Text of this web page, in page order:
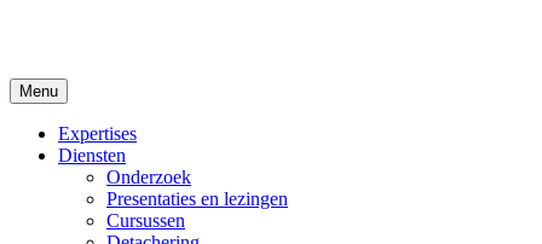
Menu
Expertises
Diensten
Onderzoek
Presentaties en lezingen
Cursussen